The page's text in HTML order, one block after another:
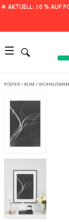
🌟 AKTUELL: 30 % AUF
POSTER / RUM /